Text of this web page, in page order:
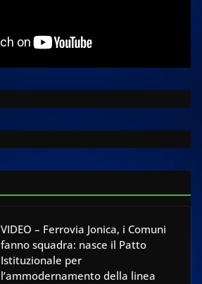
VIDEO – Ferrovia Jonica, i Comuni
fanno squadra: nasce il Patto
Istituzionale per
l’ammodernamento della linea